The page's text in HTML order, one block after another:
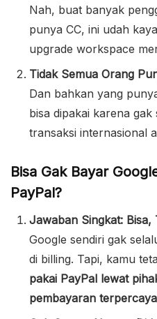
Nah, buat banyak
punya CC, ini udah
upgrade workspace
Tidak Semua Orang
Dan bahkan yang
bisa dipakai karena
transaksi internasional
Bisa Gak Bayar
PayPal?
Jawaban Singkat:
Google sendiri gak
di billing. Tapi, kamu
pakai PayPal lewat
pembayaran terpercaya